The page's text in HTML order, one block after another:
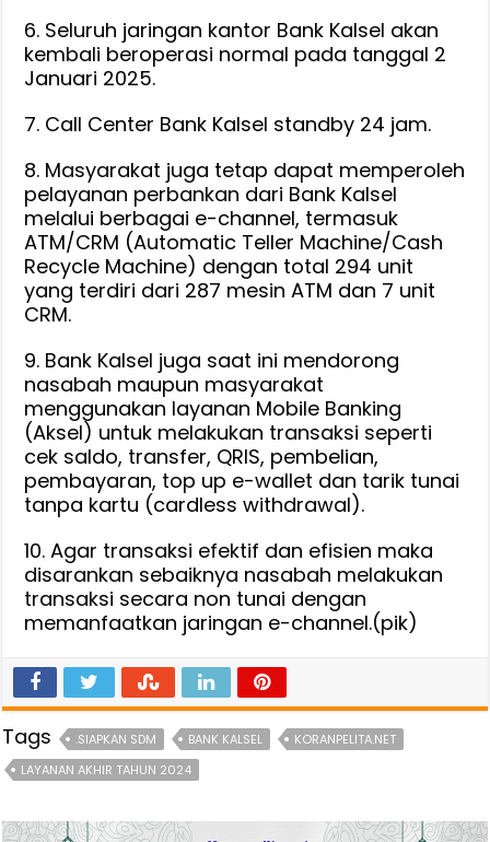
6. Seluruh jaringan kantor Bank Kalsel akan
kembali beroperasi normal pada tanggal 2
Januari 2025.
7. Call Center Bank Kalsel standby 24 jam.
8. Masyarakat juga tetap dapat memperoleh
pelayanan perbankan dari Bank Kalsel
melalui berbagai e-channel, termasuk
ATM/CRM (Automatic Teller Machine/Cash
Recycle Machine) dengan total 294 unit
yang terdiri dari 287 mesin ATM dan 7 unit
CRM.
9. Bank Kalsel juga saat ini mendorong
nasabah maupun masyarakat
menggunakan layanan Mobile Banking
(Aksel) untuk melakukan transaksi seperti
cek saldo, transfer, QRIS, pembelian,
pembayaran, top up e-wallet dan tarik tunai
tanpa kartu (cardless withdrawal).
10. Agar transaksi efektif dan efisien maka
disarankan sebaiknya nasabah melakukan
transaksi secara non tunai dengan
memanfaatkan jaringan e-channel.(pik)
Tags .SIAPKAN SDM BANK KALSEL
KORANPELITA.NET
LAYANAN AKHIR TAHUN 2024